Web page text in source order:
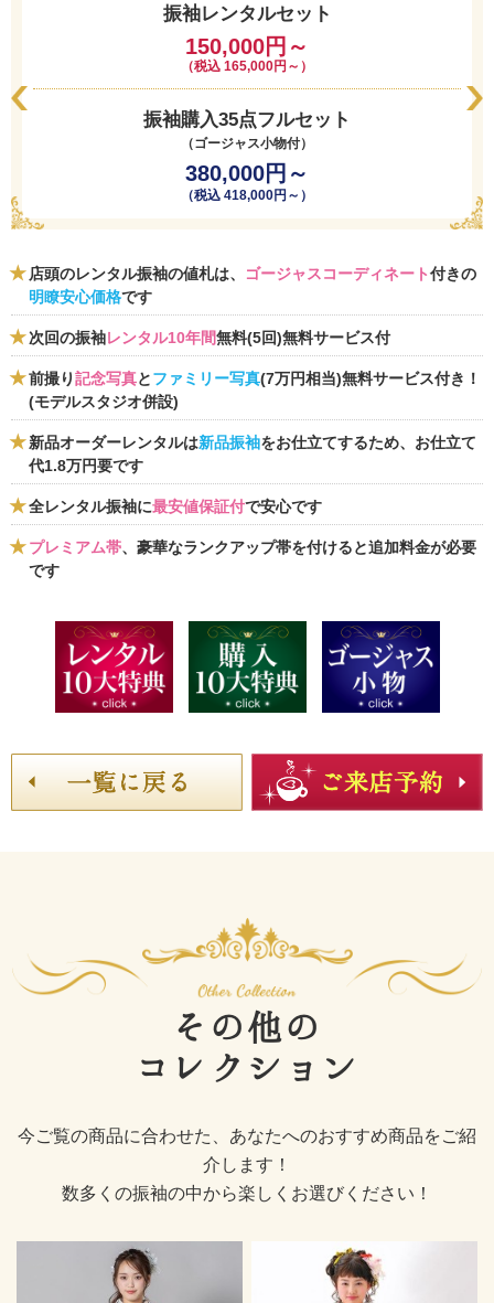
振袖レンタルセット
150,000円～
（税込 165,000円～）
振袖購入35点フルセット
（ゴージャス小物付）
380,000円～
（税込 418,000円～）
店頭のレンタル振袖の値札は、 ゴージャスコーディネート付きの
明瞭安心価格です
次回の振袖レンタル10年間無料(5回)無料サービス付
前撮り記念写真とファミリー写真(7万円相当)無料サービス付き！
(モデルスタジオ併設)
新品オーダーレンタルは新品振袖をお仕立てするため、お仕立て
代1.8万円要です
全レンタル振袖に最安値保証付で安心です
プレミアム帯、豪華なランクアップ帯を付けると追加料金が必要
です
その他の
コレクション
今ご覧の商品に合わせた、あなたへのおすすめ商品をご紹
介します！
数多くの振袖の中から楽しくお選びください！